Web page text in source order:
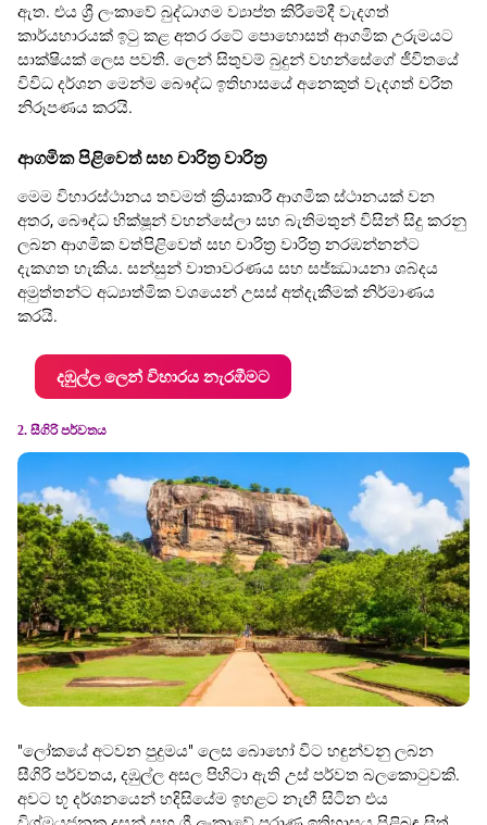
ඇත. එය ශ්‍රී ලංකාවේ බුද්ධාගම ව්‍යාප්ත කිරීමේදී වැදගත්
කාර්යභාරයක් ඉටු කළ අතර රටේ පොහොසත් ආගමික උරුමයට
සාක්ෂියක් ලෙස පවතී. ලෙන් සිතුවම් බුදුන් වහන්සේගේ ජීවිතයේ
විවිධ දර්ශන මෙන්ම බෞද්ධ ඉතිහාසයේ අනෙකුත් වැදගත් චරිත
නිරූපණය කරයි.
ආගමික පිළිවෙත් සහ චාරිත්‍ර වාරිත්‍ර
මෙම විහාරස්ථානය තවමත් ක්‍රියාකාරී ආගමික ස්ථානයක් වන
අතර, බෞද්ධ භික්ෂූන් වහන්සේලා සහ බැතිමතුන් විසින් සිදු කරනු
ලබන ආගමික වත්පිළිවෙත් සහ චාරිත්‍ර වාරිත්‍ර නරඹන්නන්ට
දැකගත හැකිය. සන්සුන් වාතාවරණය සහ සජ්ඣායනා ශබ්දය
අමුත්තන්ට අධ්‍යාත්මික වශයෙන් උසස් අත්දැකීමක් නිර්මාණය
කරයි.
දඹුල්ල ලෙන් විහාරය නැරඹීමට
2. සීගිරි පර්වතය
"ලෝකයේ අටවන පුදුමය" ලෙස බොහෝ විට හඳුන්වනු ලබන
සීගිරි පර්වතය, දඹුල්ල අසල පිහිටා ඇති උස් පර්වත බලකොටුවකි.
අවට භූ දර්ශනයෙන් හදිසියේම ඉහළට නැඟී සිටින එය